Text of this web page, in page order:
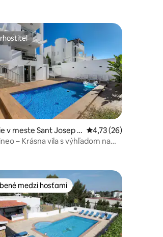
4,93 z 5, počet hodnotení: 138
v meste Sant Josep d Priemerné
4,73 (26)
– Krásna vila s výhľadom na
medzi hosťami
medzi hosťami